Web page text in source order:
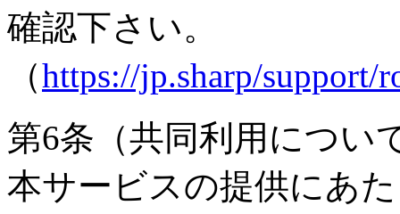
確認下さい。
（https://jp.sharp/support/
第6条（共同利用につい
本サービスの提供にあ